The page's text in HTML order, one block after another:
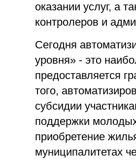
оказании услуг, а
контролеров и
Сегодня
уровня» - это
предоставляется
того,
субсидии
поддержки
приобретение
муниципалитетах